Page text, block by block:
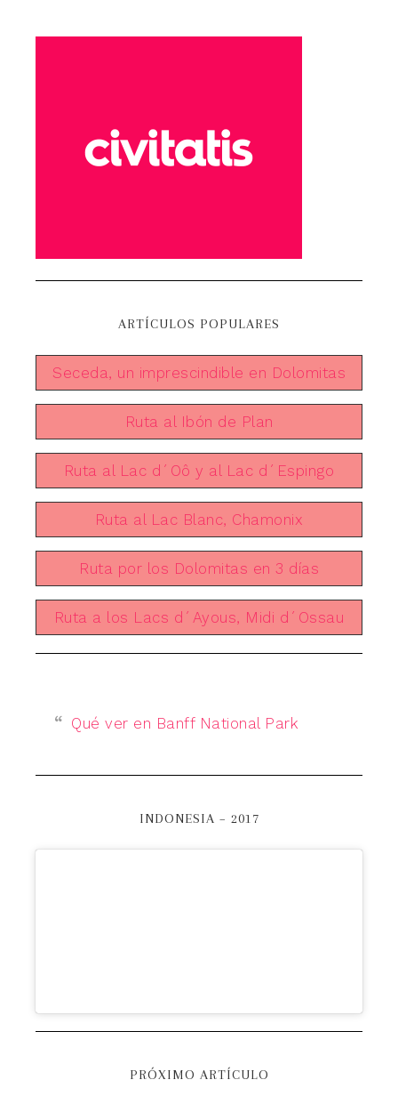
ARTÍCULOS POPULARES
Seceda, un imprescindible en Dolomitas
Ruta al Ibón de Plan
Ruta al Lac d´Oô y al Lac d´Espingo
Ruta al Lac Blanc, Chamonix
Ruta por los Dolomitas en 3 días
Ruta a los Lacs d´Ayous, Midi d´Ossau
Qué ver en Banff National Park
INDONESIA – 2017
PRÓXIMO ARTÍCULO